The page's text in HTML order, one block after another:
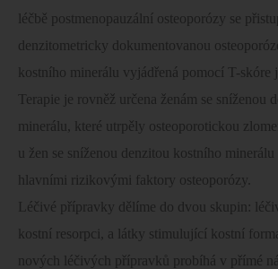
léčbě postmenopauzální osteoporózy se
denzitometricky dokumentovanou
kostního minerálu vyjádřená pomocí T-skóre
Terapie je rovněž určena ženám se sníženou
minerálu, které utrpěly osteoporotickou
u žen se sníženou denzitou kostního minerálu
hlavními rizikovými faktory osteoporózy.
Léčivé přípravky dělíme do dvou skupin:
kostní resorpci, a látky stimulující kostní
nových léčivých přípravků probíhá v přímé